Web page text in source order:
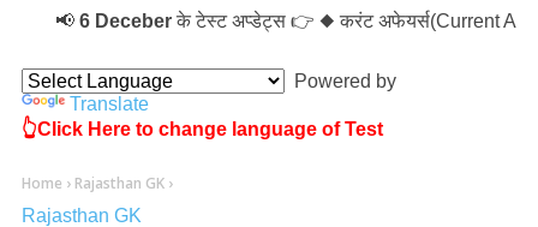
6 Deceberके टेस्ट अप्डेट्स 👉 ◆ करंट अफेयर्स(Current
Powered by
Translate
👆Click Here to change language of Test
Home › Rajasthan GK ›
Rajasthan GK